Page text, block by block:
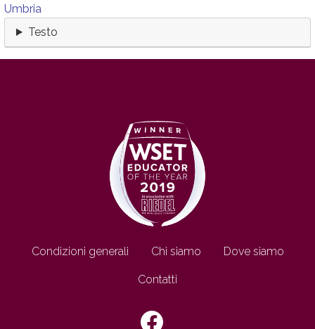
Umbria
Testo
Footer IT
Condizioni generali Chi siamo Dove siamo
Contatti